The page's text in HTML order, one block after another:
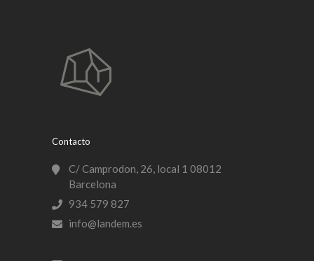
Contacto
C/ Camprodon, 26, local 1 08012
Barcelona
934 579 827
info@landem.es